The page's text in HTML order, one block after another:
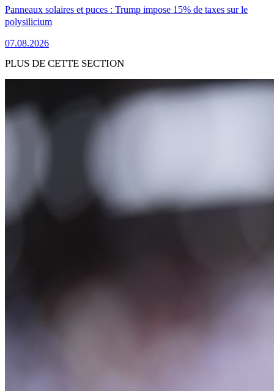
Panneaux solaires et puces : Trump impose 15% de taxes sur le
polysilicium
07.08.2026
PLUS DE CETTE SECTION